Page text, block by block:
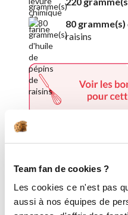
Team fan de cookies ?
Les cookies ce n'est pas
aussi à nos équipes de
80 gramme(s)
raisins
5 étapes
Dans un